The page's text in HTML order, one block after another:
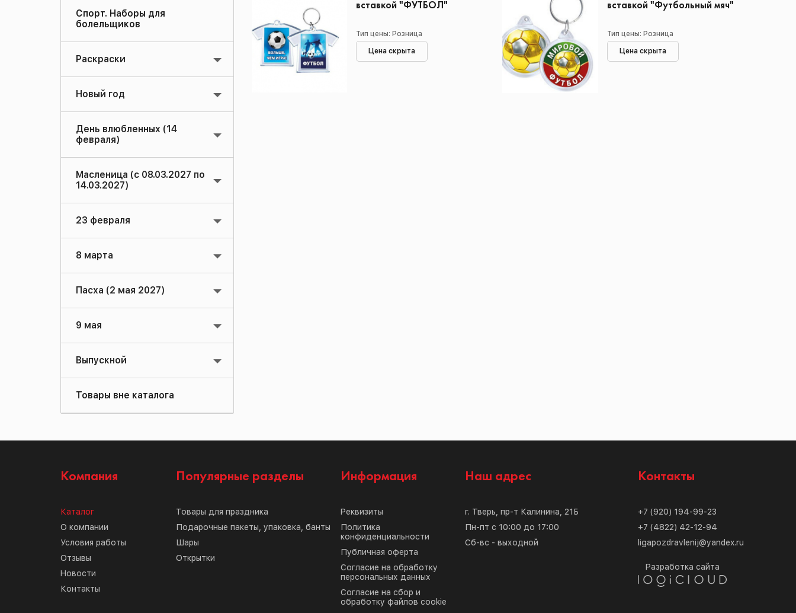
Спорт. Наборы для
болельщиков
Раскраски
Новый год
День влюбленных (14
февраля)
Масленица (с 08.03.2027 по
14.03.2027)
23 февраля
8 марта
Пасха (2 мая 2027)
9 мая
Выпускной
Товары вне каталога
вставкой "ФУТБОЛ"
Тип цены: Розница
Цена скрыта
вставкой "Футбольный мяч"
Тип цены: Розница
Цена скрыта
Компания
Каталог
О компании
Условия работы
Отзывы
Новости
Контакты
Популярные разделы
Товары для праздника
Подарочные пакеты, упаковка, банты
Шары
Открытки
Информация
Реквизиты
Политика
конфиденциальности
Публичная оферта
Согласие на обработку
персональных данных
Согласие на сбор и
обработку файлов cookie
Наш адрес
г. Тверь, пр-т Калинина, 21Б
Пн-пт с 10:00 до 17:00
Сб-вс - выходной
Контакты
+7 (920) 194-99-23
+7 (4822) 42-12-94
ligapozdravlenij@yandex.ru
Разработка сайта